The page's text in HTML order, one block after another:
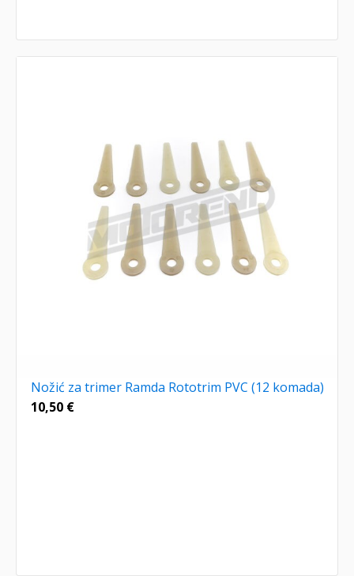
Nožić za trimer Ramda Rototrim PVC (12 komada)
10,50 €